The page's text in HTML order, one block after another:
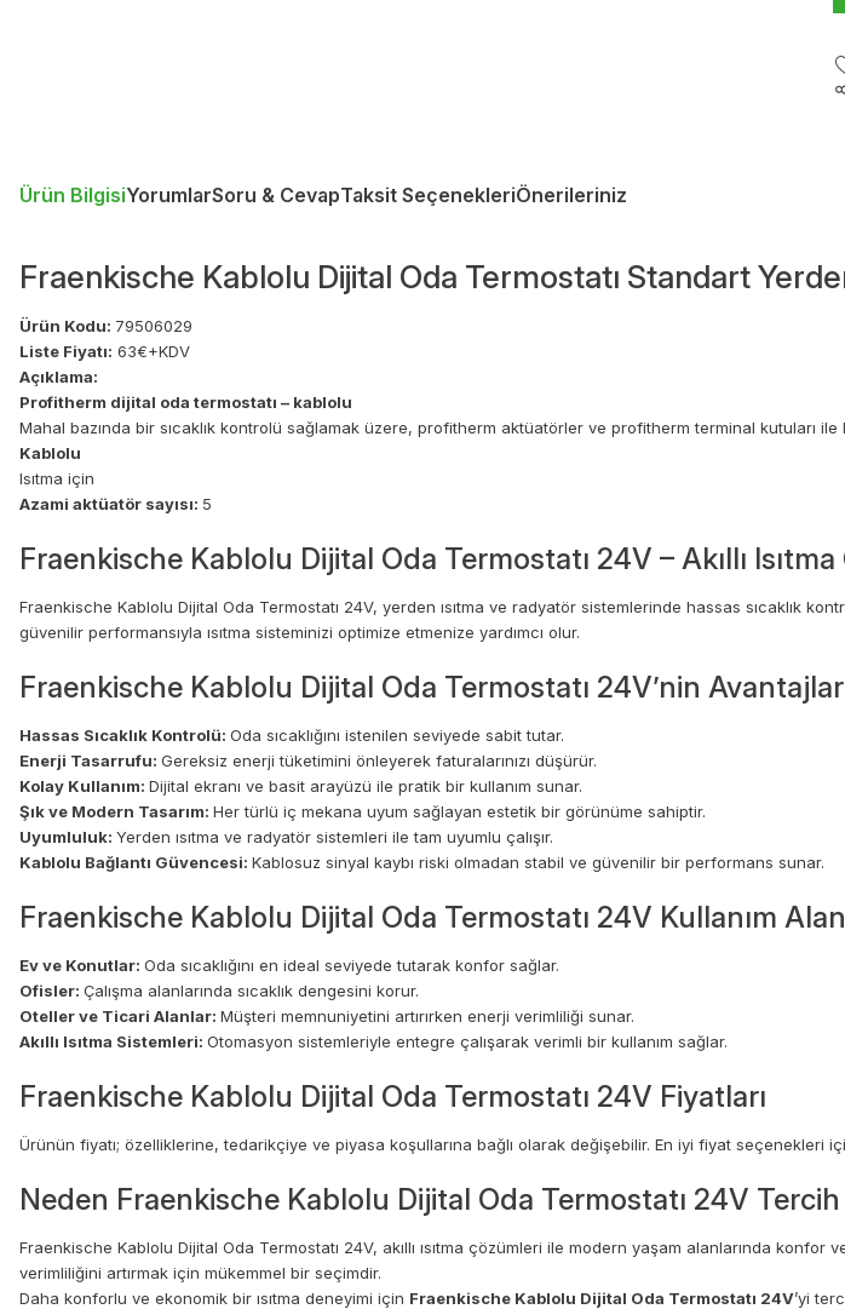
Ürün BilgisiYorumlarSoru & CevapTaksit SeçenekleriÖnerileriniz
Fraenkische Kablolu Dijital Oda Termostatı Standart
Ürün Kodu: 79506029
Liste Fiyatı: 63€+KDV
Açıklama:
Profitherm dijital oda termostatı – kablolu
Mahal bazında bir sıcaklık kontrolü sağlamak üzere, profitherm aktüatörler ve profitherm terminal kutuları ile
Kablolu
Isıtma için
Azami aktüatör sayısı: 5
Fraenkische Kablolu Dijital Oda Termostatı 24V – Akıllı
Fraenkische Kablolu Dijital Oda Termostatı 24V, yerden ısıtma ve radyatör sistemlerinde hassas sıcaklık
güvenilir performansıyla ısıtma sisteminizi optimize etmenize yardımcı olur.
Fraenkische Kablolu Dijital Oda Termostatı 24V’nin
Hassas Sıcaklık Kontrolü: Oda sıcaklığını istenilen seviyede sabit tutar.
Enerji Tasarrufu: Gereksiz enerji tüketimini önleyerek faturalarınızı düşürür.
Kolay Kullanım: Dijital ekranı ve basit arayüzü ile pratik bir kullanım sunar.
Şık ve Modern Tasarım: Her türlü iç mekana uyum sağlayan estetik bir görünüme sahiptir.
Uyumluluk: Yerden ısıtma ve radyatör sistemleri ile tam uyumlu çalışır.
Kablolu Bağlantı Güvencesi: Kablosuz sinyal kaybı riski olmadan stabil ve güvenilir bir performans sunar.
Fraenkische Kablolu Dijital Oda Termostatı 24V Kullanım
Ev ve Konutlar: Oda sıcaklığını en ideal seviyede tutarak konfor sağlar.
Ofisler: Çalışma alanlarında sıcaklık dengesini korur.
Oteller ve Ticari Alanlar: Müşteri memnuniyetini artırırken enerji verimliliği sunar.
Akıllı Isıtma Sistemleri: Otomasyon sistemleriyle entegre çalışarak verimli bir kullanım sağlar.
Fraenkische Kablolu Dijital Oda Termostatı 24V Fiyatları
Ürünün fiyatı; özelliklerine, tedarikçiye ve piyasa koşullarına bağlı olarak değişebilir. En iyi fiyat seçenekleri
Neden Fraenkische Kablolu Dijital Oda Termostatı 24V
Fraenkische Kablolu Dijital Oda Termostatı 24V, akıllı ısıtma çözümleri ile modern yaşam alanlarında konfor
verimliliğini artırmak için mükemmel bir seçimdir.
Daha konforlu ve ekonomik bir ısıtma deneyimi için Fraenkische Kablolu Dijital Oda Termostatı 24V’yi